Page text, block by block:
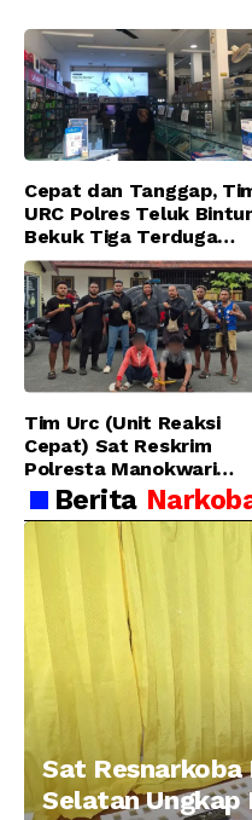
Jatanras Polda
Cepat dan Tanggap,
URC Polres Teluk
Bekuk Tiga Terduga
Pelaku Pencurian di
Sanawesen
Tim Urc (Unit Reaksi
Cepat) Sat Reskrim
Polresta Manokwari
Berhasil Tangkap 2
Pelaku Pengeroyokan
Taman Ria kab.
Manokwari
Berita
Sat
Selatan Ungkap